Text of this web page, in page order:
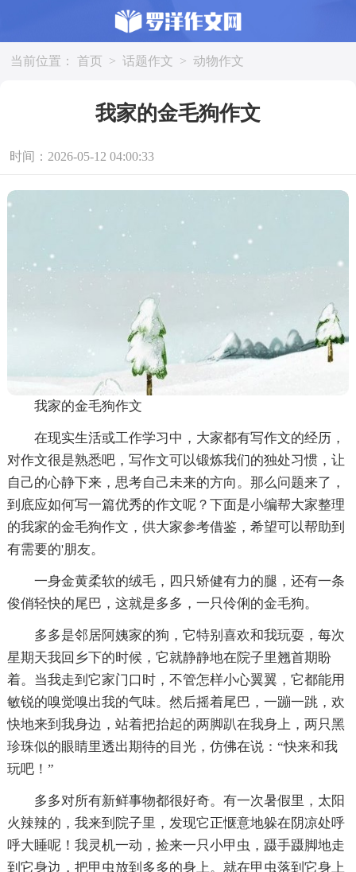
当前位置： 首页 > 话题作文 > 动物作文
我家的金毛狗作文
时间：2026-05-12 04:00:33
我家的金毛狗作文
在现实生活或工作学习中，大家都有写作文的经历，
对作文很是熟悉吧，写作文可以锻炼我们的独处习惯，让
自己的心静下来，思考自己未来的方向。那么问题来了，
到底应如何写一篇优秀的作文呢？下面是小编帮大家整理
的我家的金毛狗作文，供大家参考借鉴，希望可以帮助到
有需要的'朋友。
一身金黄柔软的绒毛，四只矫健有力的腿，还有一条
俊俏轻快的尾巴，这就是多多，一只伶俐的金毛狗。
多多是邻居阿姨家的狗，它特别喜欢和我玩耍，每次
星期天我回乡下的时候，它就静静地在院子里翘首期盼
着。当我走到它家门口时，不管怎样小心翼翼，它都能用
敏锐的嗅觉嗅出我的气味。然后摇着尾巴，一蹦一跳，欢
快地来到我身边，站着把抬起的两脚趴在我身上，两只黑
珍珠似的眼睛里透出期待的目光，仿佛在说：“快来和我
玩吧！”
多多对所有新鲜事物都很好奇。有一次暑假里，太阳
火辣辣的，我来到院子里，发现它正惬意地躲在阴凉处呼
呼大睡呢！我灵机一动，捡来一只小甲虫，蹑手蹑脚地走
到它身边，把甲虫放到多多的身上。就在甲虫落到它身上